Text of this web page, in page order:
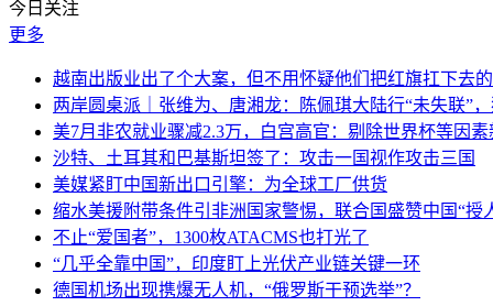
今日关注
更多
越南出版业出了个大案，但不用怀疑他们把红旗扛下去
两岸圆桌派｜张维为、唐湘龙：陈佩琪大陆行“未失联”
美7月非农就业骤减2.3万，白宫高官：剔除世界杯等因
沙特、土耳其和巴基斯坦签了：攻击一国视作攻击三国
美媒紧盯中国新出口引擎：为全球工厂供货
缩水美援附带条件引非洲国家警惕，联合国盛赞中国“授
不止“爱国者”，1300枚ATACMS也打光了
“几乎全靠中国”，印度盯上光伏产业链关键一环
德国机场出现携爆无人机，“俄罗斯干预选举”？